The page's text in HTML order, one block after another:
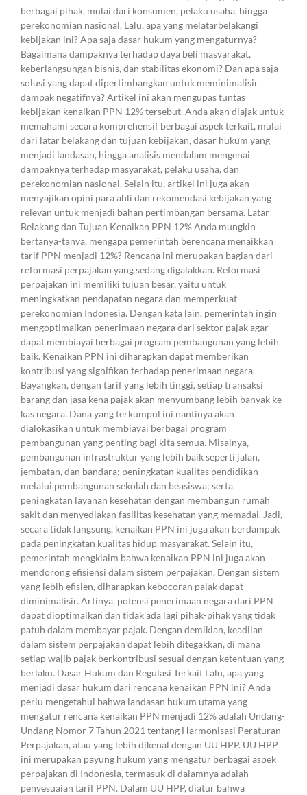
berbagai pihak, mulai dari konsumen, pelaku usaha, hingga
perekonomian nasional. Lalu, apa yang melatarbelakangi
kebijakan ini? Apa saja dasar hukum yang mengaturnya?
Bagaimana dampaknya terhadap daya beli masyarakat,
keberlangsungan bisnis, dan stabilitas ekonomi? Dan apa saja
solusi yang dapat dipertimbangkan untuk meminimalisir
dampak negatifnya? Artikel ini akan mengupas tuntas
kebijakan kenaikan PPN 12% tersebut. Anda akan diajak untuk
memahami secara komprehensif berbagai aspek terkait, mulai
dari latar belakang dan tujuan kebijakan, dasar hukum yang
menjadi landasan, hingga analisis mendalam mengenai
dampaknya terhadap masyarakat, pelaku usaha, dan
perekonomian nasional. Selain itu, artikel ini juga akan
menyajikan opini para ahli dan rekomendasi kebijakan yang
relevan untuk menjadi bahan pertimbangan bersama. Latar
Belakang dan Tujuan Kenaikan PPN 12% Anda mungkin
bertanya-tanya, mengapa pemerintah berencana menaikkan
tarif PPN menjadi 12%? Rencana ini merupakan bagian dari
reformasi perpajakan yang sedang digalakkan. Reformasi
perpajakan ini memiliki tujuan besar, yaitu untuk
meningkatkan pendapatan negara dan memperkuat
perekonomian Indonesia. Dengan kata lain, pemerintah ingin
mengoptimalkan penerimaan negara dari sektor pajak agar
dapat membiayai berbagai program pembangunan yang lebih
baik. Kenaikan PPN ini diharapkan dapat memberikan
kontribusi yang signifikan terhadap penerimaan negara.
Bayangkan, dengan tarif yang lebih tinggi, setiap transaksi
barang dan jasa kena pajak akan menyumbang lebih banyak ke
kas negara. Dana yang terkumpul ini nantinya akan
dialokasikan untuk membiayai berbagai program
pembangunan yang penting bagi kita semua. Misalnya,
pembangunan infrastruktur yang lebih baik seperti jalan,
jembatan, dan bandara; peningkatan kualitas pendidikan
melalui pembangunan sekolah dan beasiswa; serta
peningkatan layanan kesehatan dengan membangun rumah
sakit dan menyediakan fasilitas kesehatan yang memadai. Jadi,
secara tidak langsung, kenaikan PPN ini juga akan berdampak
pada peningkatan kualitas hidup masyarakat. Selain itu,
pemerintah mengklaim bahwa kenaikan PPN ini juga akan
mendorong efisiensi dalam sistem perpajakan. Dengan sistem
yang lebih efisien, diharapkan kebocoran pajak dapat
diminimalisir. Artinya, potensi penerimaan negara dari PPN
dapat dioptimalkan dan tidak ada lagi pihak-pihak yang tidak
patuh dalam membayar pajak. Dengan demikian, keadilan
dalam sistem perpajakan dapat lebih ditegakkan, di mana
setiap wajib pajak berkontribusi sesuai dengan ketentuan yang
berlaku. Dasar Hukum dan Regulasi Terkait Lalu, apa yang
menjadi dasar hukum dari rencana kenaikan PPN ini? Anda
perlu mengetahui bahwa landasan hukum utama yang
mengatur rencana kenaikan PPN menjadi 12% adalah Undang-
Undang Nomor 7 Tahun 2021 tentang Harmonisasi Peraturan
Perpajakan, atau yang lebih dikenal dengan UU HPP. UU HPP
ini merupakan payung hukum yang mengatur berbagai aspek
perpajakan di Indonesia, termasuk di dalamnya adalah
penyesuaian tarif PPN. Dalam UU HPP, diatur bahwa